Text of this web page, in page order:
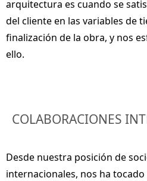
arquitectura es cuando se
del cliente en las variables de
finalización de la obra, y nos
ello.
COLABORACIONES
Desde nuestra posición de
internacionales, nos ha